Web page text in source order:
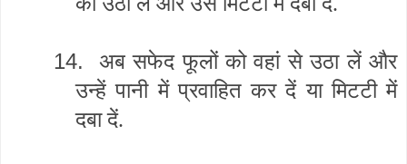
14.
अब सफेद फूलों को वहां से उठा लें और
उन्हें पानी में प्रवाहित कर दें या मिटटी में
दबा दें.